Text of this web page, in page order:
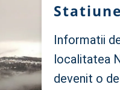
Informatii
localitatea
devenit o